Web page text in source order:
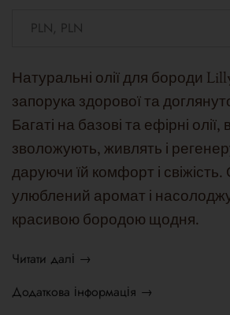
Натуральні олії для бороди
запорука здорової та
Багаті на базові та ефірні олії,
зволожують, живлять і
даруючи їй комфорт і свіжість.
улюблений аромат і
красивою бородою щодня.
Читати далі →
Додаткова інформація →